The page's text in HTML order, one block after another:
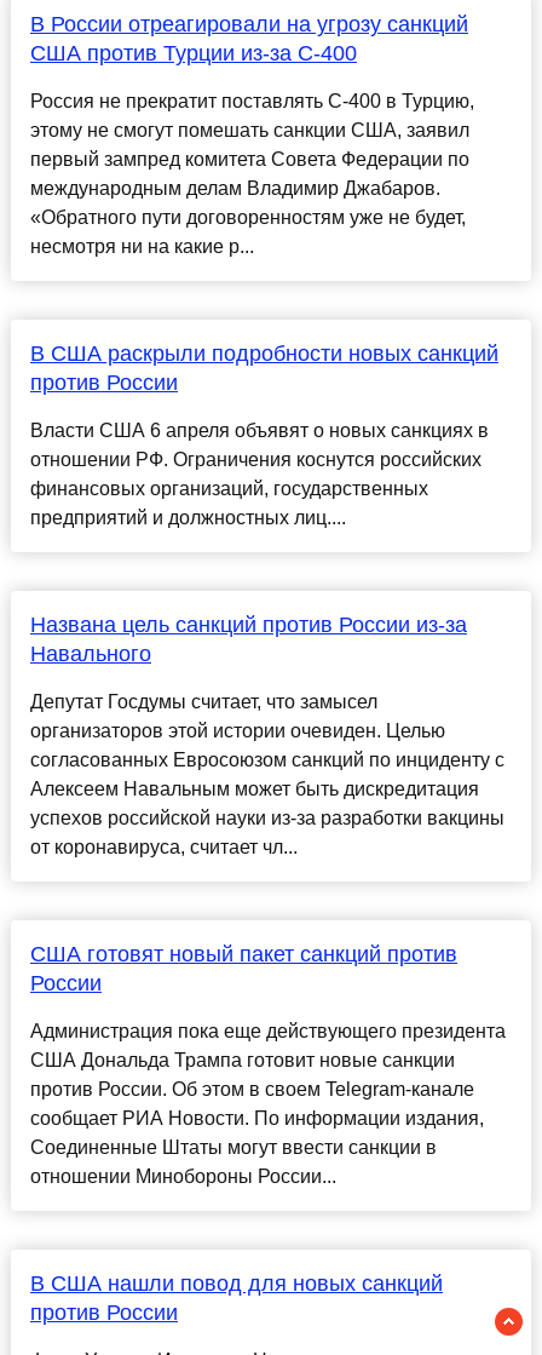
В России отреагировали на угрозу санкций
США против Турции из-за С-400
Россия не прекратит поставлять С-400 в Турцию,
этому не смогут помешать санкции США, заявил
первый зампред комитета Совета Федерации по
международным делам Владимир Джабаров.
«Обратного пути договоренностям уже не будет,
несмотря ни на какие р...
В США раскрыли подробности новых санкций
против России
Власти США 6 апреля объявят о новых санкциях в
отношении РФ. Ограничения коснутся российских
финансовых организаций, государственных
предприятий и должностных лиц....
Названа цель санкций против России из-за
Навального
Депутат Госдумы считает, что замысел
организаторов этой истории очевиден. Целью
согласованных Евросоюзом санкций по инциденту с
Алексеем Навальным может быть дискредитация
успехов российской науки из-за разработки вакцины
от коронавируса, считает чл...
США готовят новый пакет санкций против
России
Администрация пока еще действующего президента
США Дональда Трампа готовит новые санкции
против России. Об этом в своем Telegram-канале
сообщает РИА Новости. По информации издания,
Соединенные Штаты могут ввести санкции в
отношении Минобороны России...
В США нашли повод для новых санкций
против России